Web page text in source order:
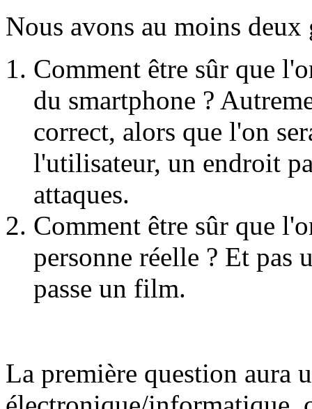
Nous avons au moins deux
Comment être sûr que
du smartphone ?
correct, alors que l'on
l'utilisateur, un endroit
attaques.
Comment être sûr que
personne réelle ? Et pas
passe un film.
La première question aura